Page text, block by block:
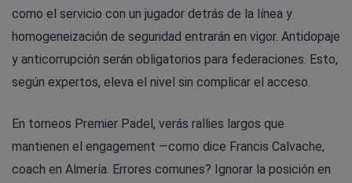
como el servicio con un jugador detrás de la línea y
homogeneización de seguridad entrarán en vigor. Antidopaje
y anticorrupción serán obligatorios para federaciones. Esto,
según expertos, eleva el nivel sin complicar el acceso.
En torneos Premier Padel, verás rallies largos que
mantienen el engagement —como dice Francis Calvache,
coach en Almería. Errores comunes? Ignorar la posición en